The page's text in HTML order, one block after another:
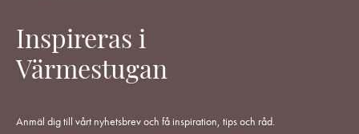
Inspireras i
Värmestugan
Anmäl dig till vårt nyhetsbrev och få inspiration, tips och råd.